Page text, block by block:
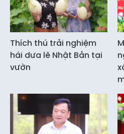
Thích thú trải nghiệm
hái dưa lê Nhật Bản tại
vườn